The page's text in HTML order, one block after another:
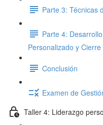
Parte 3: Técnicas
Parte 4:
Personalizado y Cierre
Conclusión
Examen de
Taller 4: Liderazgo